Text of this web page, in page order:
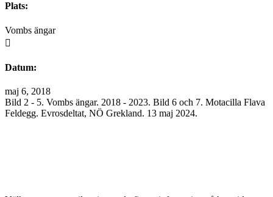
Plats:
Vombs ängar

Datum:
maj 6, 2018
Bild 2 - 5. Vombs ängar. 2018 - 2023. Bild 6 och 7. Motacilla Flava
Feldegg. Evrosdeltat, NÖ Grekland. 13 maj 2024.